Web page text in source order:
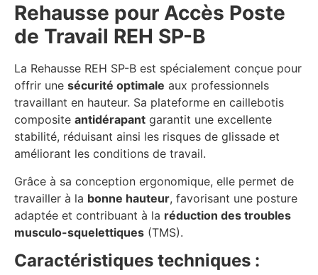
Rehausse pour Accès Poste
de Travail REH SP-B
La Rehausse REH SP-B est spécialement conçue pour
offrir une sécurité optimale aux professionnels
travaillant en hauteur. Sa plateforme en caillebotis
composite antidérapant garantit une excellente
stabilité, réduisant ainsi les risques de glissade et
améliorant les conditions de travail.
Grâce à sa conception ergonomique, elle permet de
travailler à la bonne hauteur, favorisant une posture
adaptée et contribuant à la réduction des troubles
musculo-squelettiques (TMS).
Caractéristiques techniques :